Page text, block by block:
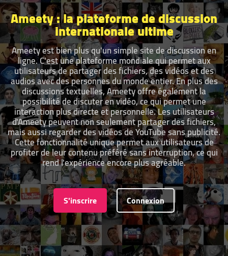
Ameety : la plateforme de discussion
internationale ultime
Ameety est bien plus qu'un simple site de discussion en
ligne. C'est une plateforme mondiale qui permet aux
utilisateurs de partager des fichiers, des vidéos et des
audios avec des personnes du monde entier. En plus des
discussions textuelles, Ameety offre également la
possibilité de discuter en vidéo, ce qui permet une
interaction plus directe et personnelle. Les utilisateurs
d'Ameety peuvent non seulement partager des fichiers,
mais aussi regarder des vidéos de YouTube sans publicité.
Cette fonctionnalité unique permet aux utilisateurs de
profiter de leur contenu préféré sans interruption, ce qui
rend l'expérience encore plus agréable.
S'inscrire Connexion